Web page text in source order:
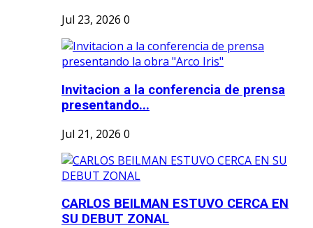
Jul 23, 2026 0
Invitacion a la conferencia de prensa
presentando...
Jul 21, 2026 0
CARLOS BEILMAN ESTUVO CERCA EN
SU DEBUT ZONAL